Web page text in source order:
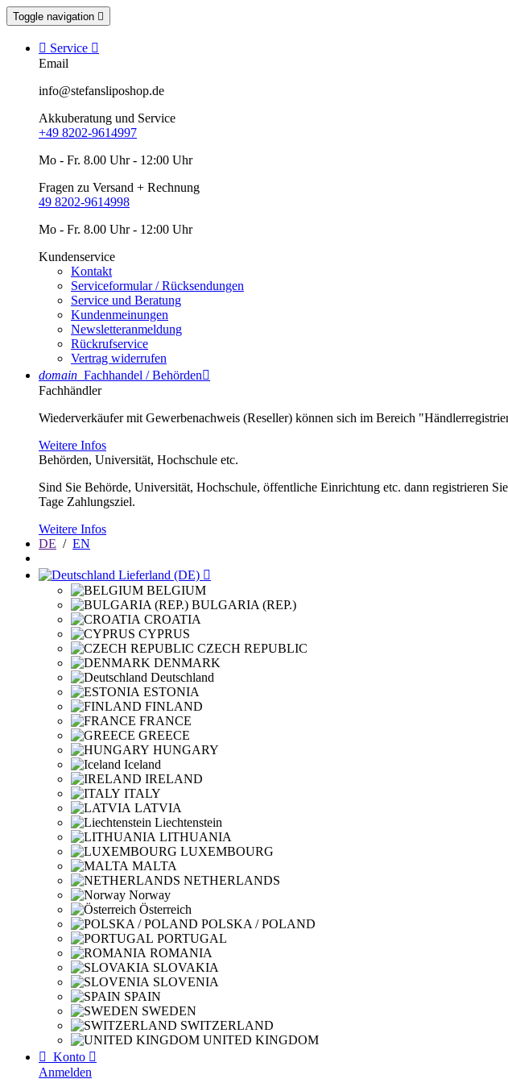
Toggle navigation 
 Service 
Email
info@stefansliposhop.de
Akkuberatung und Service
+49 8202-9614997
Mo - Fr. 8.00 Uhr - 12:00 Uhr
Fragen zu Versand + Rechnung
49 8202-9614998
Mo - Fr. 8.00 Uhr - 12:00 Uhr
Kundenservice
Kontakt
Serviceformular / Rücksendungen
Service und Beratung
Kundenmeinungen
Newsletteranmeldung
Rückrufservice
Vertrag widerrufen
domain Fachhandel / Behörden
Fachhändler
Wiederverkäufer mit Gewerbenachweis (Reseller) können sich im Bereich
Weitere Infos
Behörden, Universität, Hochschule etc.
Sind Sie Behörde, Universität, Hochschule, öffentliche Einrichtung etc. dann registrieren
Tage Zahlungsziel.
Weitere Infos
DE / EN
Lieferland (DE) 
BELGIUM
BULGARIA (REP.)
CROATIA
CYPRUS
CZECH REPUBLIC
DENMARK
Deutschland
ESTONIA
FINLAND
FRANCE
GREECE
HUNGARY
Iceland
IRELAND
ITALY
LATVIA
Liechtenstein
LITHUANIA
LUXEMBOURG
MALTA
NETHERLANDS
Norway
Österreich
POLSKA / POLAND
PORTUGAL
ROMANIA
SLOVAKIA
SLOVENIA
SPAIN
SWEDEN
SWITZERLAND
UNITED KINGDOM
 Konto 
Anmelden